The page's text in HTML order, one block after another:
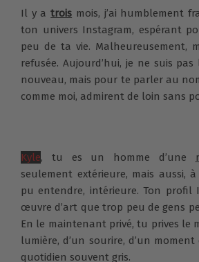
Il y atrois mois, j’ai humblement
ton univers Instagram, espérant
peu de ta vie. Malheureusement,
refusée. Aujourd’hui, je ne suis
nouveau, mais pour te parler au
comme moi, admirent de loin sans
Kyle, tu es un homme d’une
seulement extérieure, mais aussi,
pu entendre, intérieure. Ton profil
œuvre d’art que trop peu de gens
En le maintenant privé, tu prives le
lumière, d’un sourire, d’un moment
quotidien souvent gris.